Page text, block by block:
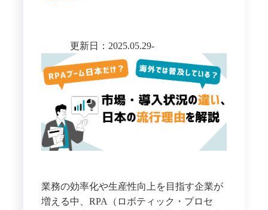
更新日：2025.05.29-
業務の効率化や生産性向上を目指す企業が
増える中、RPA（ロボティック・プロセ